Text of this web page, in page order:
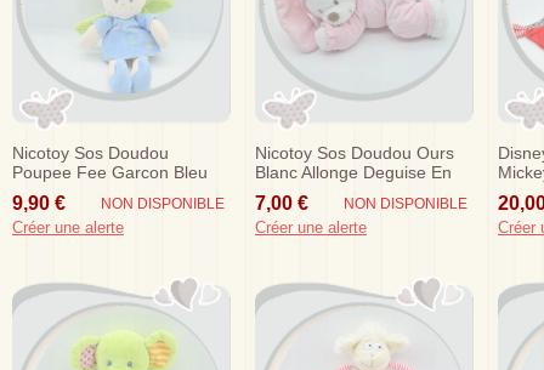
Nicotoy Sos Doudou
Poupee Fee Garcon Bleu
Etoiles
9,90 € NON DISPONIBLE
Créer une alerte
Nicotoy Sos Doudou Ours
Blanc Allonge Deguise En
Lapin Rose Fluorescent
Musical
7,00 € NON DISPONIBLE
Créer une alerte Créer